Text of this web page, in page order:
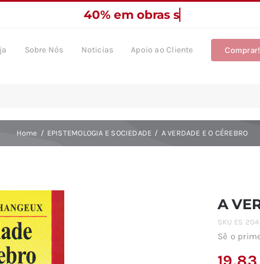
Sobre Nós Noticias Apoio ao Cliente Comprar!
Home EPISTEMOLOGIA E SOCIEDADE A VERDADE E O CÉREBRO
A
SKU ES 204
Sê o